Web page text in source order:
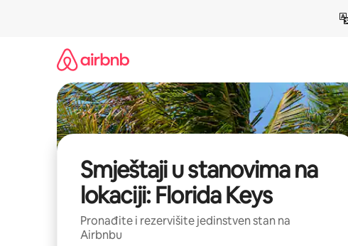
Smještaji u stanovima na
lokaciji: Florida Keys
Pronađite i rezervišite jedinstven stan na
Airbnbu